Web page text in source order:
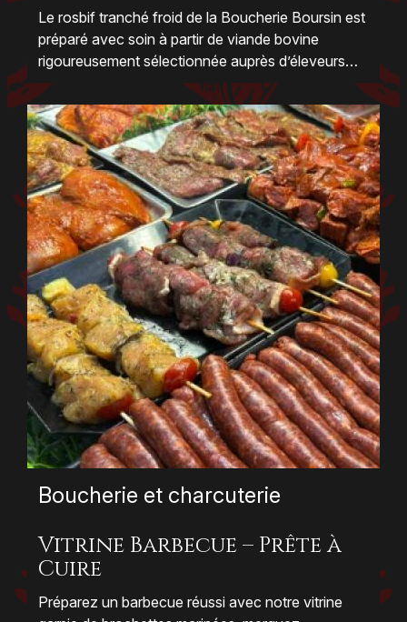
Le rosbif tranché froid de la Boucherie Boursin est
préparé avec soin à partir de viande bovine
rigoureusement sélectionnée auprès d’éleveurs
locaux, garantissant une qualité optimale et un
goût authentique. Sa cuisson lente et maîtrisée
préserve la tendreté et les arômes naturels de la
viande, offrant une texture fondante et juteuse.
Tranché finement, ce rosbif est parfait pour
sublimer vos buffets froids, sandwichs gourmets
ou repas légers et raffinés. Fraîcheur, praticité et
saveur s’associent pour faire de ce produit un
incontournable pour toutes vos envies culinaires,
en famille ou entre amis.
Boucherie et charcuterie
Vitrine Barbecue – Prête à
Cuire
Préparez un barbecue réussi avec notre vitrine